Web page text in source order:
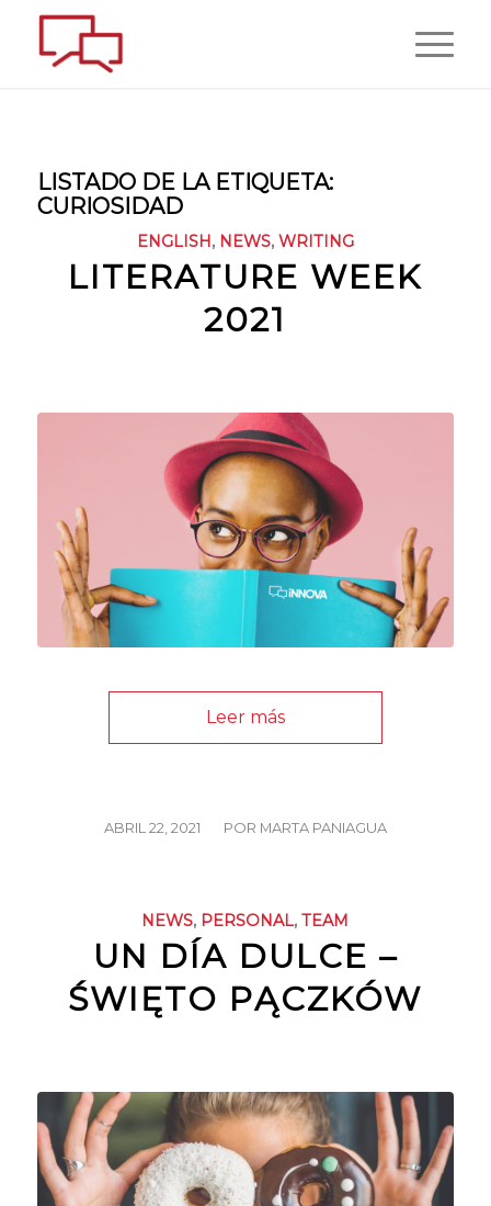
LISTADO DE LA ETIQUETA:
CURIOSIDAD
ENGLISH, NEWS, WRITING
LITERATURE WEEK
2021
Leer más
ABRIL 22, 2021
/ POR MARTA PANIAGUA
NEWS, PERSONAL,TEAM
UN DÍA DULCE –
ŚWIĘTO PĄCZKÓW